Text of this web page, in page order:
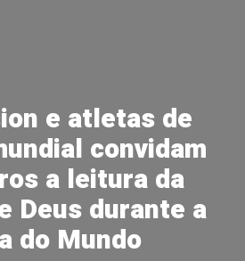
e atletas de
convidam
a leitura da
Deus durante a
do Mundo